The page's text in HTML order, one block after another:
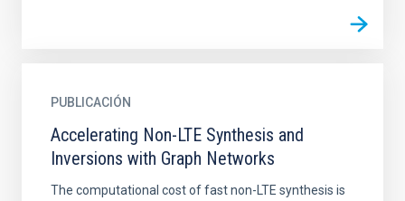
PUBLICACIÓN
Accelerating Non-LTE Synthesis and
Inversions with Graph Networks
The computational cost of fast non-LTE synthesis is